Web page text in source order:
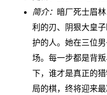
简介： 暗厂死士眉
利的刃、阴狠大皇
护的人。她在三位
场。每一步都是背
下，谁才是真正的
局的棋，终将迎来最